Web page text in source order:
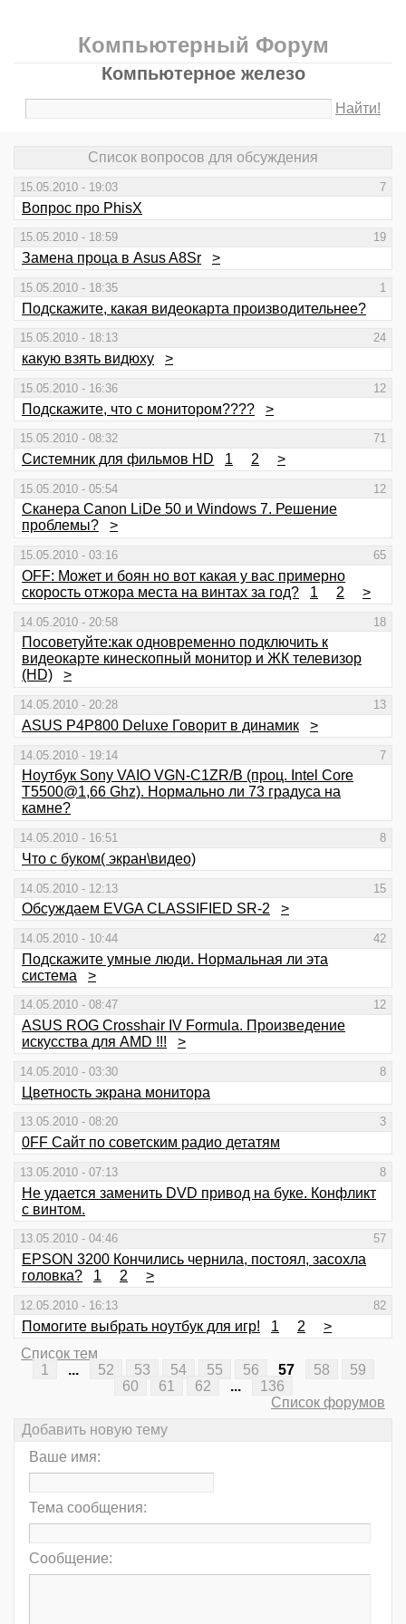
Компьютерный Форум
Компьютерное железо
Найти!
Список вопросов для обсуждения
15.05.2010 - 19:03 7
Вопрос про PhisX
15.05.2010 - 18:59 19
Замена проца в Asus A8Sr >
15.05.2010 - 18:35 1
Подскажите, какая видеокарта производительнее?
15.05.2010 - 18:13 24
какую взять видюху >
15.05.2010 - 16:36 12
Подскажите, что с монитором???? >
15.05.2010 - 08:32 71
Системник для фильмов HD 1 2 >
15.05.2010 - 05:54 12
Сканера Canon LiDe 50 и Windows 7. Решение
проблемы?
>
15.05.2010 - 03:16 65
OFF: Может и боян но вот какая у вас примерно
скорость отжора места на винтах за год?
1 2 >
14.05.2010 - 20:58 18
Посоветуйте:как одновременно подключить к
видеокарте кинескопный монитор и ЖК телевизор
(HD)
>
14.05.2010 - 20:28 13
ASUS P4P800 Deluxe Говорит в динамик >
14.05.2010 - 19:14 7
Ноутбук Sony VAIO VGN-C1ZR/B (проц. Intel Core
T5500@1,66 Ghz). Нормально ли 73 градуса на
камне?
14.05.2010 - 16:51 8
Что с буком( экран\видео)
14.05.2010 - 12:13 15
Обсуждаем EVGA CLASSIFIED SR-2 >
14.05.2010 - 10:44 42
Подскажите умные люди. Нормальная ли эта
система
>
14.05.2010 - 08:47 12
ASUS ROG Crosshair IV Formula. Произведение
искусства для AMD !!!
>
14.05.2010 - 03:30 8
Цветность экрана монитора
13.05.2010 - 08:20 3
0FF Сайт по советским радио детатям
13.05.2010 - 07:13 8
Не удается заменить DVD привод на буке. Конфликт
с винтом.
13.05.2010 - 04:46 57
EPSON 3200 Кончились чернила, постоял, засохла
головка?
1 2 >
12.05.2010 - 16:13 82
Помогите выбрать ноутбук для игр! 1 2
>
Список тем
1
... 52 53 54 55 56 57 58
59
60
61 62 ...
136
Список форумов
Добавить новую тему
Ваше имя:
Тема сообщения:
Сообщение: